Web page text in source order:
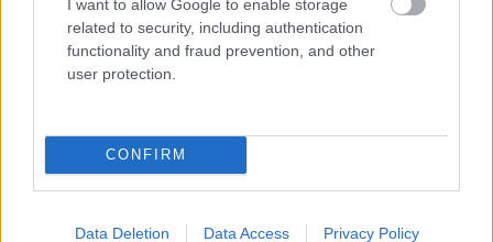
I want to allow Google to enable storage
related to security, including authentication
functionality and fraud prevention, and other
user protection.
CONFIRM
Data Deletion Data Access Privacy Policy
volna a filmekben kifejtve.
Alien ​3: Az eredeti és ismeretlen történet